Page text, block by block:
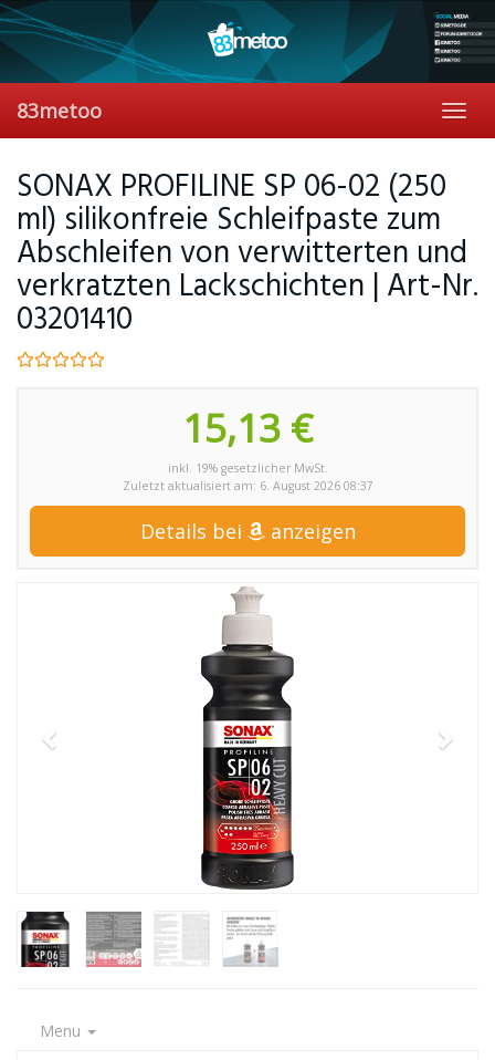
Skip
to
content
83metoo
SONAX PROFILINE SP 06-02 (250
ml) silikonfreie Schleifpaste zum
Abschleifen von verwitterten und
verkratzten Lackschichten | Art-Nr.
03201410
15,13 €
inkl. 19% gesetzlicher MwSt.
Zuletzt aktualisiert am: 6. August 2026 08:37
Details bei anzeigen
Menu